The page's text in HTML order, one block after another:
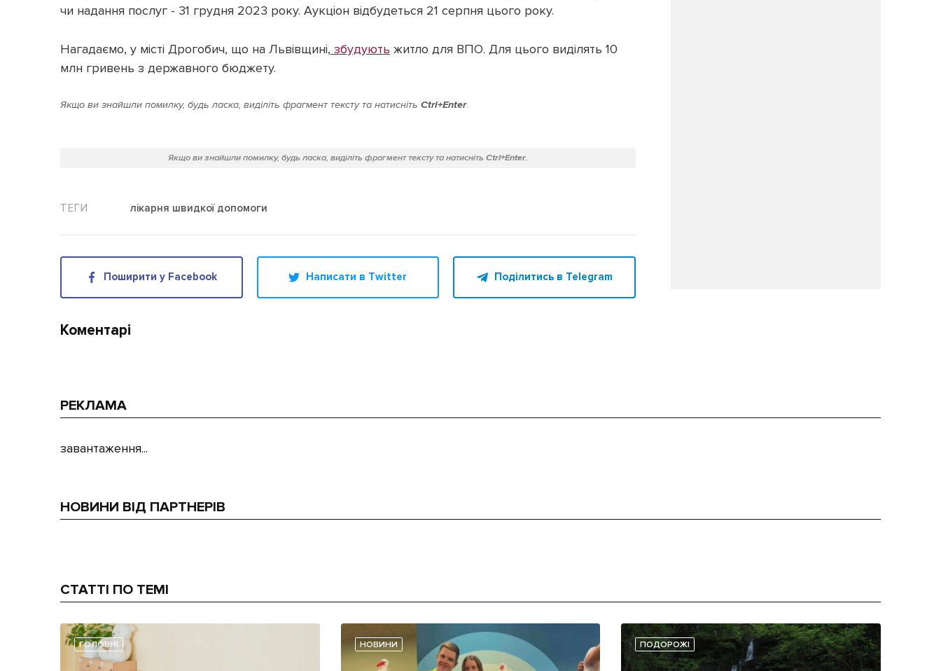
чи надання послуг - 31 грудня 2023 року. Аукціон відбудеться 21 серпня цього року.
Нагадаємо, у місті Дрогобич, що на Львівщині, збудують житло для ВПО. Для цього виділять 10
млн гривень з державного бюджету.
Якщо ви знайшли помилку, будь ласка, виділіть фрагмент тексту та натисніть Ctrl+Enter.
Якщо ви знайшли помилку, будь ласка, виділіть фрагмент тексту та натисніть Ctrl+Enter.
лікарня швидкої допомоги
Поширити у Facebook Написати в Twitter Поділитись в Telegram
Коментарі
РЕКЛАМА
завантаження...
НОВИНИ ВІД ПАРТНЕРІВ
СТАТТІ ПО ТЕМІ
ГОЛОВНІ НОВИНИ ПОДОРОЖІ